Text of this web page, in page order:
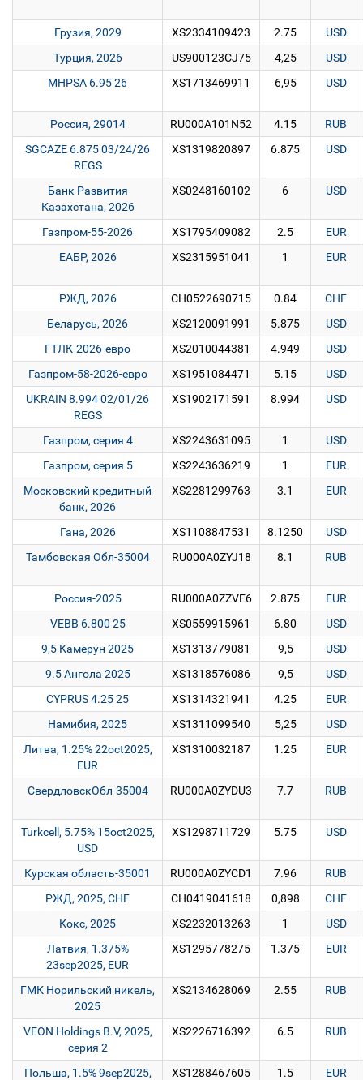
Грузия, 2029 XS2334109423 2.75
USD
Турция, 2026
US900123CJ75 4,25
USD
MHPSA 6.95 26
XS1713469911 6,95 USD
Россия, 29014 RU000A101N52 4.15
RUB
SGCAZE 6.875 03/24/26
REGS
XS1319820897 6.875 USD
Банк Развития
Казахстана, 2026
XS0248160102 6 USD
Газпром-55-2026 XS1795409082 2.5
EUR
ЕАБР, 2026
XS2315951041 1 EUR
РЖД, 2026 CH0522690715 0.84
CHF
Беларусь, 2026
XS2120091991 5.875
USD
ГТЛК-2026-евро
XS2010044381 4.949
USD
Газпром-58-2026-евро
XS1951084471 5.15
USD
UKRAIN 8.994 02/01/26
REGS
XS1902171591 8.994 USD
Газпром, серия 4 XS2243631095 1
USD
Газпром, серия 5
XS2243636219 1
EUR
Московский кредитный
банк, 2026
XS2281299763 3.1 EUR
Гана, 2026 XS1108847531 8.1250
USD
Тамбовская Обл-35004
RU000A0ZYJ18 8.1 RUB
Россия-2025 RU000A0ZZVE6 2.875
EUR
VEBB 6.800 25
XS0559915961 6.80
USD
9,5 Камерун 2025
XS1313779081 9,5
USD
9.5 Ангола 2025
XS1318576086 9,5
USD
CYPRUS 4.25 25
XS1314321941 4.25
EUR
Намибия, 2025
XS1311099540 5,25
USD
Литва, 1.25% 22oct2025,
EUR
XS1310032187 1.25 EUR
СвердловскОбл-35004 RU000A0ZYDU3 7.7 RUB
Turkcell, 5.75% 15oct2025,
USD
XS1298711729 5.75 USD
Курская область-35001 RU000A0ZYCD1 7.96
RUB
РЖД, 2025, CHF
CH0419041618 0,898
CHF
Кокс, 2025
XS2232013263 1
USD
Латвия, 1.375%
23sep2025, EUR
XS1295778275 1.375 EUR
ГМК Норильский никель,
2025
XS2134628069 2.55 RUB
VEON Holdings B.V, 2025,
серия 2
XS2226716392 6.5 RUB
Польша, 1.5% 9sep2025,
XS1288467605 1.5 EUR